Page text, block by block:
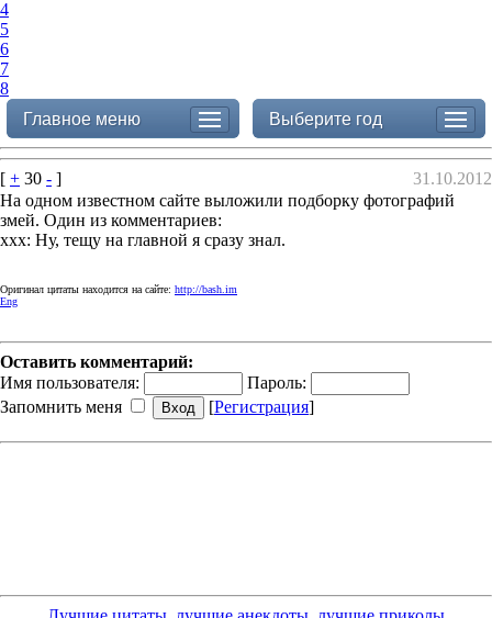
4
5
6
7
8
Главное меню
Выберите год
[ + 30 - ]
31.10.2012
На одном известном сайте выложили подборку фотографий
змей. Один из комментариев:
xxx: Ну, тещу на главной я сразу знал.
Оригинал цитаты находится на сайте: http://bash.im
Eng
Оставить комментарий:
Имя пользователя:
Пароль:
Запомнить меня
[Регистрация]